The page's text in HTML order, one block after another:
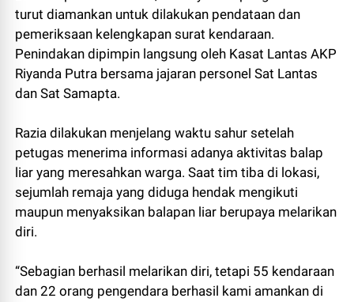
turut diamankan untuk dilakukan pendataan dan
pemeriksaan kelengkapan surat kendaraan.
Penindakan dipimpin langsung oleh Kasat Lantas AKP
Riyanda Putra bersama jajaran personel Sat Lantas
dan Sat Samapta.
Razia dilakukan menjelang waktu sahur setelah
petugas menerima informasi adanya aktivitas balap
liar yang meresahkan warga. Saat tim tiba di lokasi,
sejumlah remaja yang diduga hendak mengikuti
maupun menyaksikan balapan liar berupaya melarikan
diri.
“Sebagian berhasil melarikan diri, tetapi 55 kendaraan
dan 22 orang pengendara berhasil kami amankan di